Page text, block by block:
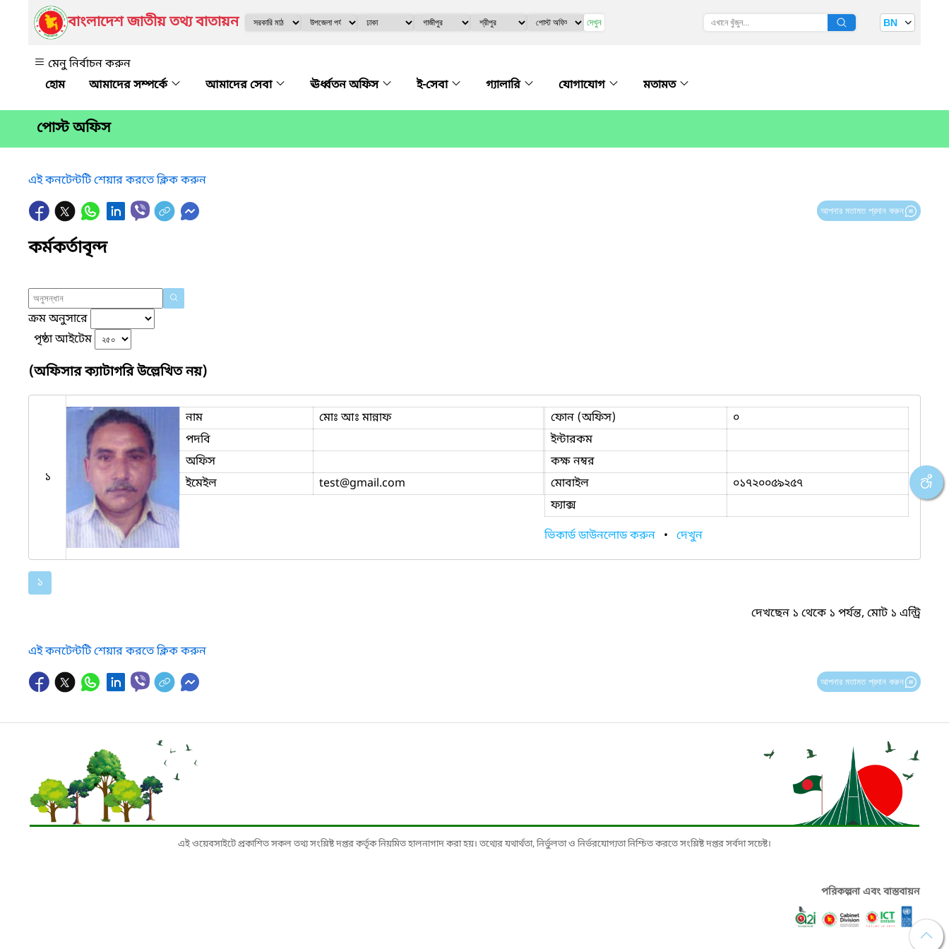
বাংলাদেশ জাতীয় তথ্য বাতায়ন দেখুন BN
মেনু নির্বাচন করুন
আমাদের সম্পর্কে
আমাদের সেবা ঊর্ধ্বতন অফিস ই-সেবা গ্যালারি যোগাযোগ মতামত
পোস্ট অফিস
এই কনটেন্টটি শেয়ার করতে ক্লিক করুন
আপনার মতামত প্রদান করুন
কর্মকর্তাবৃন্দ
ক্রম অনুসারে
পৃষ্ঠা আইটেম
(অফিসার ক্যাটাগরি উল্লেখিত নয়)
১
নাম
মোঃ আঃ মান্নাফ
পদবি
অফিস
ইমেইল
test@gmail.com
ফোন (অফিস)
০
ইন্টারকম
কক্ষ নম্বর
মোবাইল
০১৭২০০৫৯২৫৭
ফ্যাক্স
ভিকার্ড ডাউনলোড করুন • দেখুন
১
দেখছেন ১ থেকে ১ পর্যন্ত, মোট ১ এন্ট্রি
এই কনটেন্টটি শেয়ার করতে ক্লিক করুন
আপনার মতামত প্রদান করুন
এই ওয়েবসাইটে প্রকাশিত সকল তথ্য সংশ্লিষ্ট দপ্তর কর্তৃক নিয়মিত হালনাগাদ করা হয়। তথ্যের যথার্থতা, নির্ভুলতা ও নির্ভরযোগ্যতা নিশ্চিত করতে সংশ্লিষ্ট দপ্তর সর্বদা সচেষ্ট।
পরিকল্পনা এবং বাস্তবায়ন